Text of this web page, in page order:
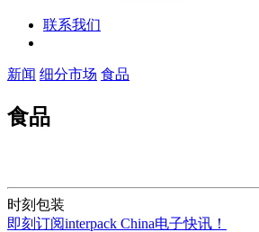
联系我们
新闻 细分市场 食品
食品
时刻包装
即刻订阅interpack China电子快讯！